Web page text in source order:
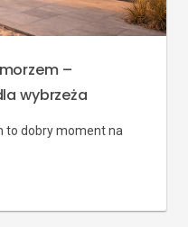
–
wybrzeża
to dobry moment na
i odbiór montażu.